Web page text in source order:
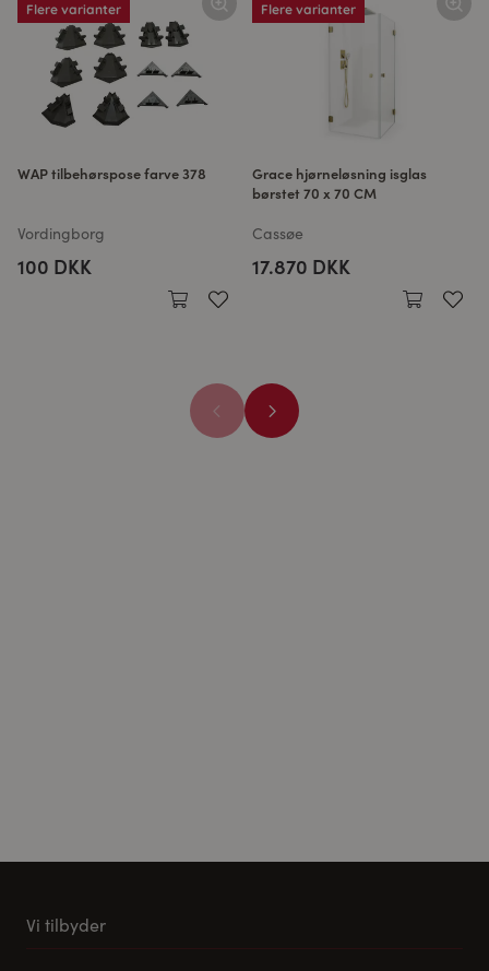
Flere varianter
WAP tilbehørspose farve 378
Vordingborg
100 DKK
Flere varianter
Grace hjørneløsning isglas
børstet 70 x 70 CM
Cassøe
17.870 DKK
Vi tilbyder